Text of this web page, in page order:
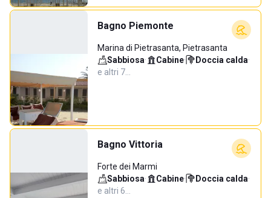
Bagno Piemonte
Marina di Pietrasanta, Pietrasanta
Sabbiosa· Cabine· Doccia calda·
e altri 7…
Bagno Vittoria
Forte dei Marmi
Sabbiosa· Cabine· Doccia calda·
e altri 6…